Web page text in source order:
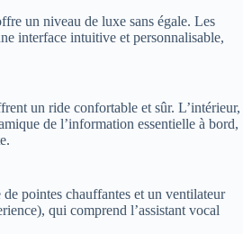
un niveau de luxe sans égale. Les
interface intuitive et personnalisable,
un ride confortable et sûr. L’intérieur,
de l’information essentielle à bord,
pointes chauffantes et un ventilateur
qui comprend l’assistant vocal